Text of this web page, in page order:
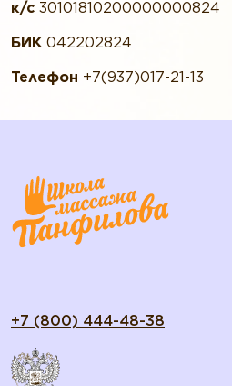
к/с 30101810200000000824
БИК042202824
Телефон +7(937)017-21-13
+7 (800) 444-48-38